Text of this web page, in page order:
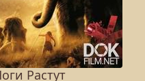
Растут